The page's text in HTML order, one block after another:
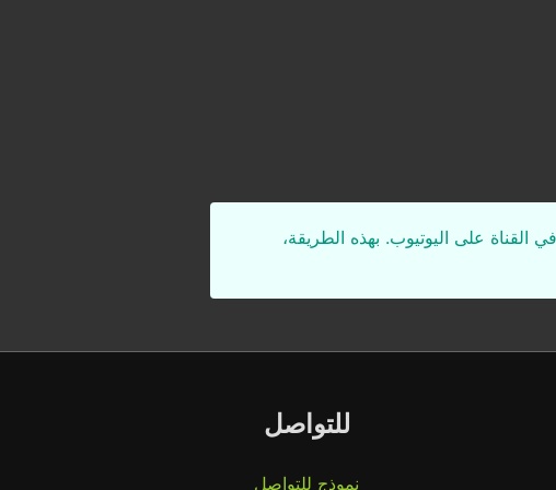
القناة على اليوتيوب. بهذه الطريقة،
للتواصل
نموذج للتواصل